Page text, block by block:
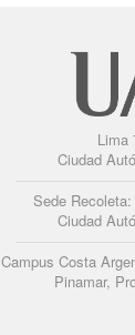
Lima
Ciudad
Sede
Ciudad
Campus Costa
Pinamar,